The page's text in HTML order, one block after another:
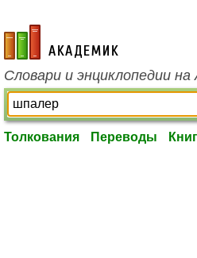
academic.ru
Словари и энциклопедии на
Толкования Переводы